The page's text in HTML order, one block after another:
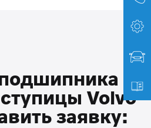
Volvo
заявку: